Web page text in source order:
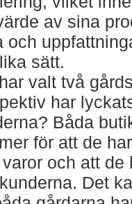
av sina
och
sätt.
valt två
har
Båda
för att de
och att de
Det